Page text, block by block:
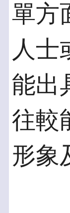
單方
人士
能出
往較
形象